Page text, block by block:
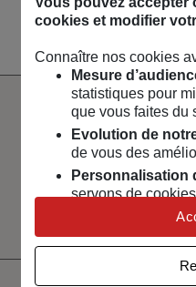
Paiement
100% sécurisé
Un service client
à votre écoute
cookies et modifier
Connaître nos cookies
Mesure
statistiques pour
que vous faites du
Evolution de
de vous des
Personnalisation
servons de
et personnaliser
Univers
publicités